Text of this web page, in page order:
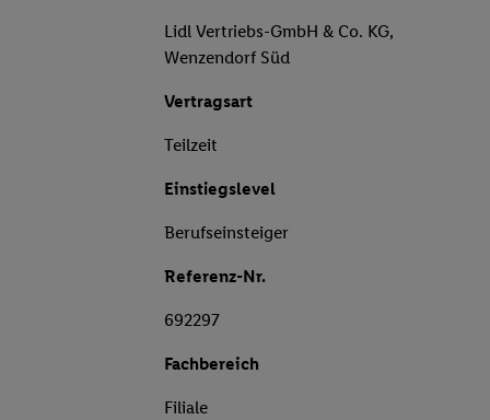
Lidl Vertriebs-GmbH & Co. KG,
Wenzendorf Süd
Vertragsart
Teilzeit
Einstiegslevel
Berufseinsteiger
Referenz-Nr.
692297
Fachbereich
Filiale